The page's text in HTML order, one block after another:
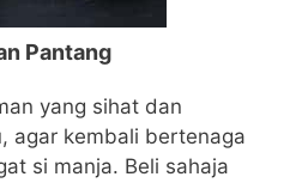
Pantang
yang sihat dan
agar kembali bertenaga
si manja. Beli sahaja